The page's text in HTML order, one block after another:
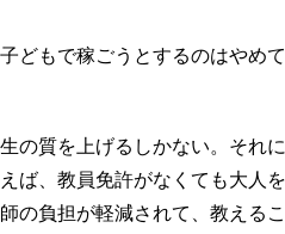
どもで稼ごうとするのはやめ
質を上げるしかない。それ
ば、教員免許がなくても大人
の負担が軽減されて、教える